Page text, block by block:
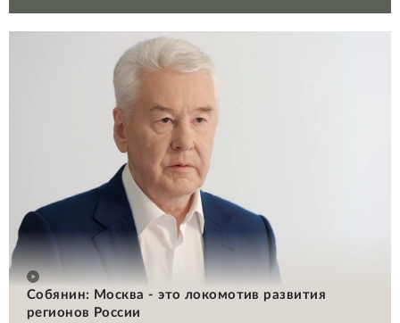
Собянин: Москва - это локомотив развития
регионов России